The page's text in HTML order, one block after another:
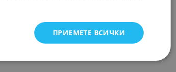
ПРИЕМЕТЕ ВСИЧКИ